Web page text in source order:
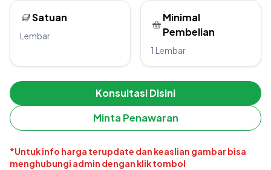
Satuan
Lembar
Minimal
Pembelian
1 Lembar
Konsultasi Disini
Minta Penawaran
*Untuk info harga terupdate dan keaslian gambar bisa
menghubungi admin dengan klik tombol